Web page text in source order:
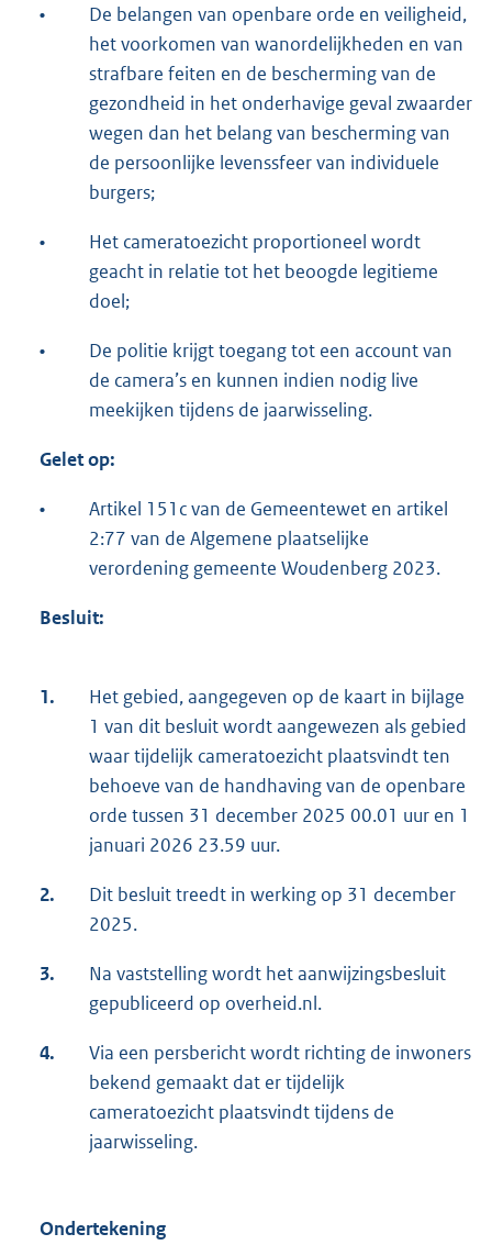
•
De belangen van openbare orde en veiligheid,
het voorkomen van wanordelijkheden en van
strafbare feiten en de bescherming van de
gezondheid in het onderhavige geval zwaarder
wegen dan het belang van bescherming van
de persoonlijke levenssfeer van individuele
burgers;
•
Het cameratoezicht proportioneel wordt
geacht in relatie tot het beoogde legitieme
doel;
•
De politie krijgt toegang tot een account van
de camera’s en kunnen indien nodig live
meekijken tijdens de jaarwisseling.
Gelet op:
•
Artikel 151c van de Gemeentewet en artikel
2:77 van de Algemene plaatselijke
verordening gemeente Woudenberg 2023.
Besluit:
1.
Het gebied, aangegeven op de kaart in bijlage
1 van dit besluit wordt aangewezen als gebied
waar tijdelijk cameratoezicht plaatsvindt ten
behoeve van de handhaving van de openbare
orde tussen 31 december 2025 00.01 uur en 1
januari 2026 23.59 uur.
2.
Dit besluit treedt in werking op 31 december
2025.
3.
Na vaststelling wordt het aanwijzingsbesluit
gepubliceerd op overheid.nl.
4.
Via een persbericht wordt richting de inwoners
bekend gemaakt dat er tijdelijk
cameratoezicht plaatsvindt tijdens de
jaarwisseling.
Ondertekening